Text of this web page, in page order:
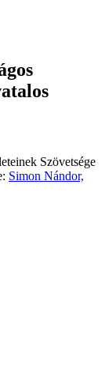
Szövetsége
Simon Nándor,